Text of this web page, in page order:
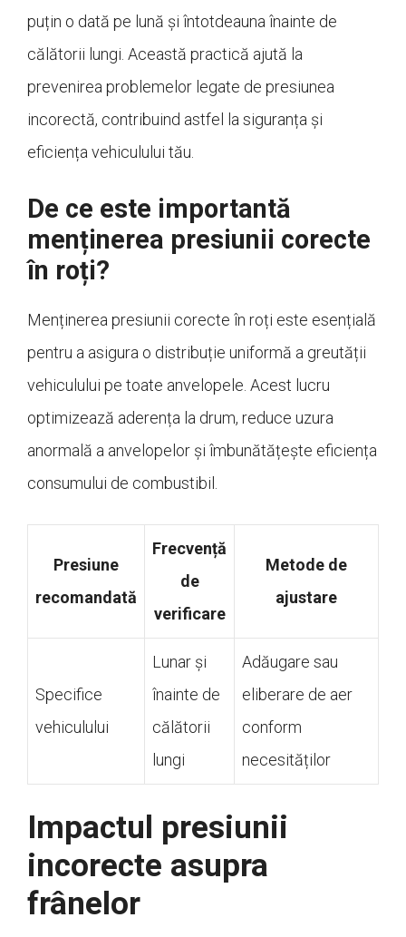
puțin o dată pe lună și întotdeauna înainte de
călătorii lungi. Această practică ajută la
prevenirea problemelor legate de presiunea
incorectă, contribuind astfel la siguranța și
eficiența vehiculului tău.
De ce este importantă
menținerea presiunii corecte
în roți?
Menținerea presiunii corecte în roți este esențială
pentru a asigura o distribuție uniformă a greutății
vehiculului pe toate anvelopele. Acest lucru
optimizează aderența la drum, reduce uzura
anormală a anvelopelor și îmbunătățește eficiența
consumului de combustibil.
Presiune
recomandată
Frecvență
de
verificare
Metode de
ajustare
Specifice
vehiculului
Lunar și
înainte de
călătorii
lungi
Adăugare sau
eliberare de aer
conform
necesităților
Impactul presiunii
incorecte asupra
frânelor